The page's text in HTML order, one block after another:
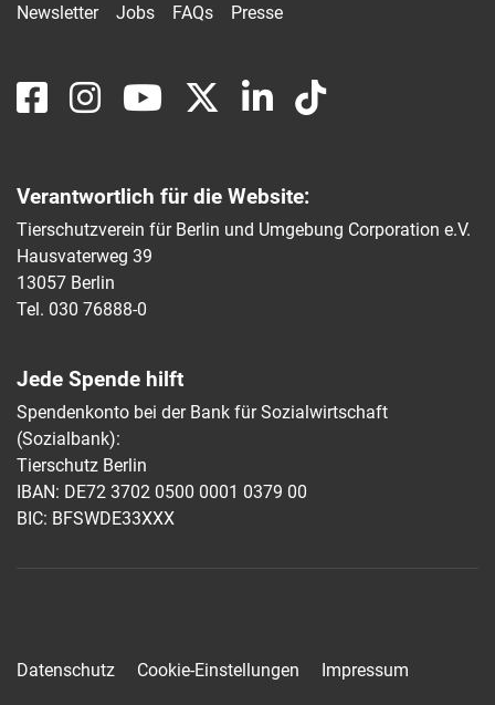
Newsletter Jobs FAQs Presse
Verantwortlich für die Website:
Tierschutzverein für Berlin und Umgebung Corporation e.V.
Hausvaterweg 39
13057 Berlin
Tel. 030 76888-0
Jede Spende hilft
Spendenkonto bei der Bank für Sozialwirtschaft
(Sozialbank):
Tierschutz Berlin
IBAN: DE72 3702 0500 0001 0379 00
BIC: BFSWDE33XXX
Datenschutz Cookie-Einstellungen Impressum